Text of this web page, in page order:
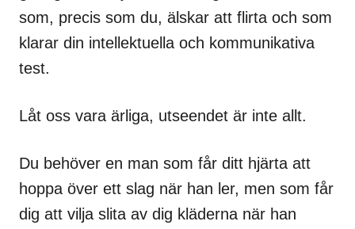
som, precis som du, älskar att flirta och som
klarar din intellektuella och kommunikativa
test.
Låt oss vara ärliga, utseendet är inte allt.
Du behöver en man som får ditt hjärta att
hoppa över ett slag när han ler, men som får
dig att vilja slita av dig kläderna när han